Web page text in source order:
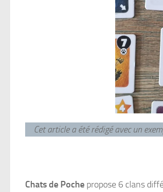
Cet article a été rédigé avec un
Chats de Poche propose 6 clans